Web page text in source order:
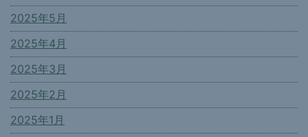
2025年5月
2025年4月
2025年3月
2025年2月
2025年1月